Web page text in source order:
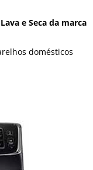
e Seca da marca
domésticos